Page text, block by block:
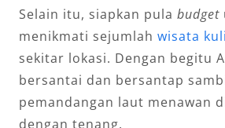
Selain itu, siapkan pula budget
menikmati sejumlah wisata
sekitar lokasi. Dengan begitu
bersantai dan bersantap
pemandangan laut menawan
dengan tenang.